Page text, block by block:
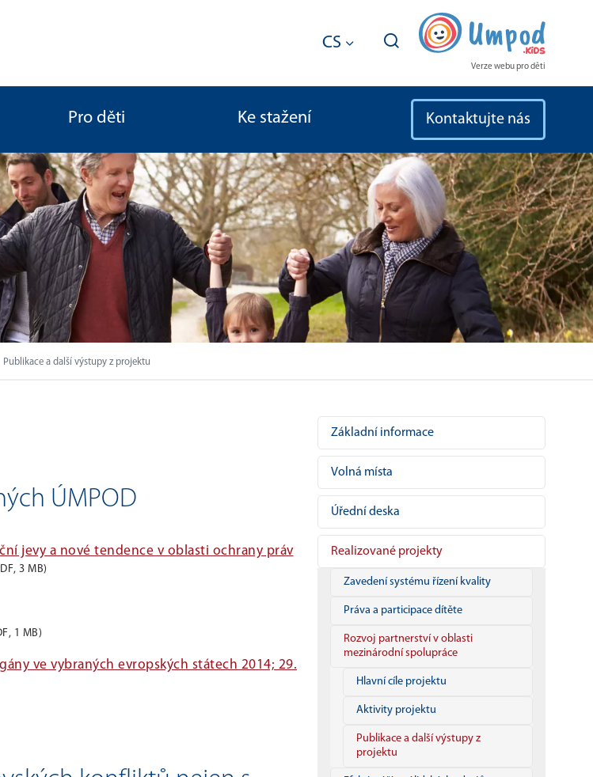
CS
Verze webu pro děti
Pro děti Ke stažení Kontaktujte nás
Publikace a další výstupy z projektu
ÚMPOD
jevy a nové tendence v oblasti ochrany práv
3 MB)
1 MB)
ve vybraných evropských státech 2014; 29.
Základní informace
Volná místa
Úřední deska
Realizované projekty
Zavedení systému řízení kvality
Práva a participace dítěte
Rozvoj partnerství v oblasti
mezinárodní spolupráce
Hlavní cíle projektu
Aktivity projektu
Publikace a další výstupy z
projektu